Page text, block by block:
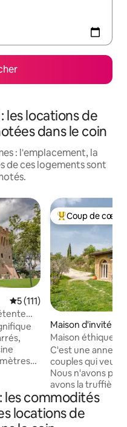
les locations de
dans le coin
: l'emplacement, la
de ces logements sont
plus aimés
Note moyenne de 5 sur 5,
5 (111)
Coup de cœur
Coup de cœur
Maison d'invité ·
Maison éthique
C'est une annexe
couples qui
Nous n'avons pas
avons la truffière,
chevreuils, les
nos chats et la
jardin, vous
les commodités
locations de